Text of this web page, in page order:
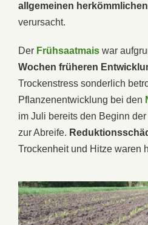
allgemeinen
verursacht.
Der Frühsaatmais war
Wochen früheren
Trockenstress sonderlich
Pflanzenentwicklung bei den
im Juli bereits den Beginn
zur Abreife.
Trockenheit und Hitze waren